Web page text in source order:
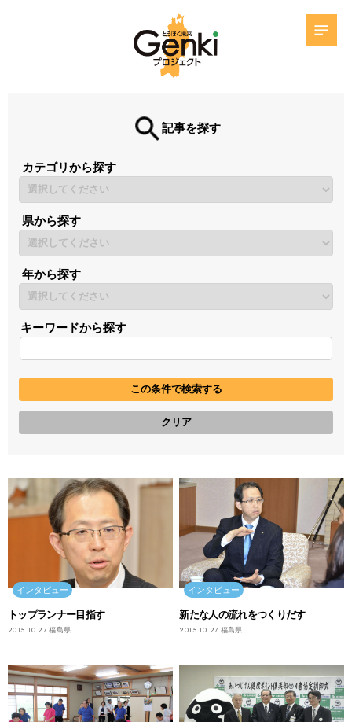
記事を探す
カテゴリから探す
県から探す
年から探す
キーワードから探す
インタビュー
トップランナー目指す
2015.10.27 福島県
インタビュー
新たな人の流れをつくりだす
2015.10.27 福島県